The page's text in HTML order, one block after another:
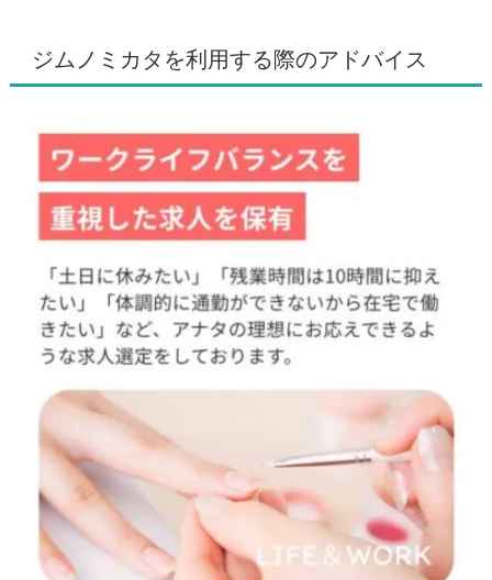
ジムノミカタを利用する際のアドバイス